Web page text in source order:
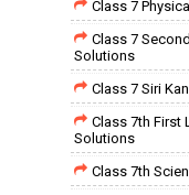
Class 7
Class 7
Solutions
Class 7 Siri
Class 7th First
Solutions
Class 7th